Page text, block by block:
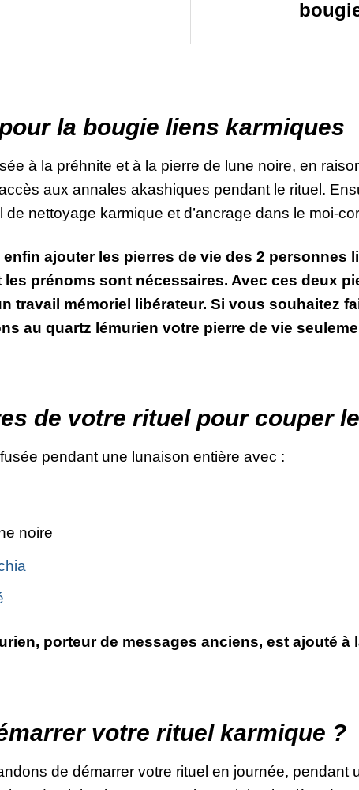
la bougie liens karmiques
à la préhnite et à la pierre de lune noire, en
aux annales akashiques pendant le rituel.
de nettoyage karmique et d’ancrage dans le moi-
ajouter les pierres de vie des 2 personnes
les prénoms sont nécessaires. Avec ces deux
travail mémoriel libérateur. Si vous souhaitez
au quartz lémurien votre pierre de vie
de votre rituel pour couper
pendant une lunaison entière avec :
noire
porteur de messages anciens, est ajouté
votre rituel karmique ?
de démarrer votre rituel en journée,